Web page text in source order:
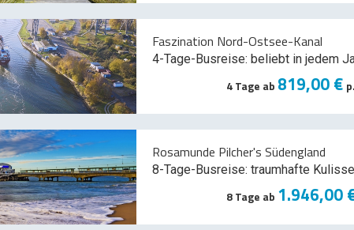
Faszination Nord-Ostsee-Kanal
4-Tage-Busreise: beliebt in jedem
4 Tage ab 819,00 €
Rosamunde Pilcher's Südengland
8-Tage-Busreise: traumhafte
8 Tage ab 1.946,00